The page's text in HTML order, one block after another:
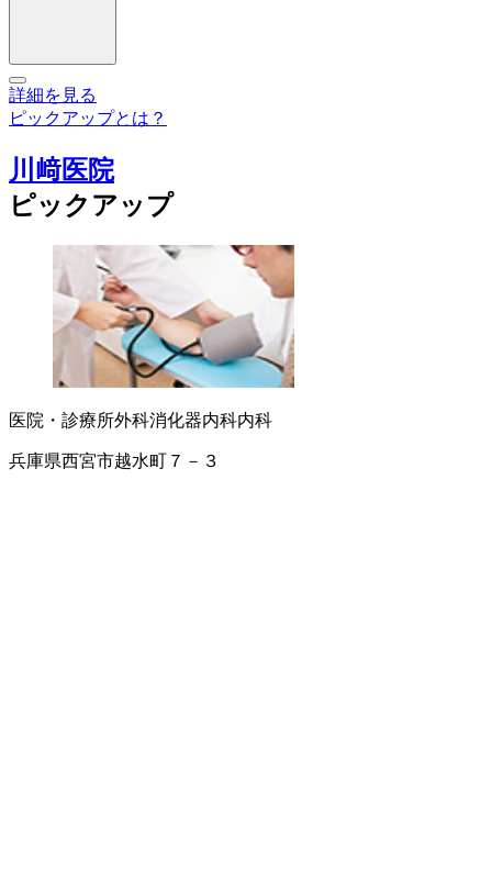
詳細を見る
ピックアップとは？
川﨑医院
ピックアップ
医院・診療所外科消化器内科内科
兵庫県西宮市越水町７－３